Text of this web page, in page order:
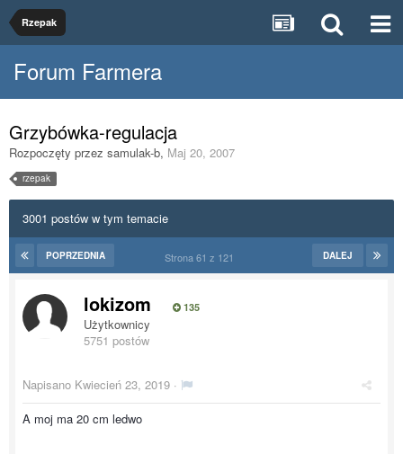
Rzepak
Forum Farmera
Grzybówka-regulacja
Rozpoczęty przez samulak-b, Maj 20, 2007
rzepak
3001 postów w tym temacie
POPRZEDNIA DALEJ
Strona 61 z 121
lokizom 135
Użytkownicy
5751 postów
Napisano Kwiecień 23, 2019 ·
A moj ma 20 cm ledwo